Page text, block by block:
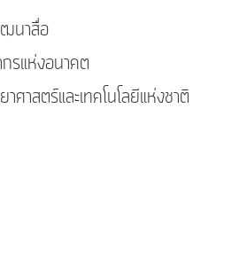
นาสื่อ
รแห่งอนาคต
าสตร์และเทคโนโลยีแห่งชาติ